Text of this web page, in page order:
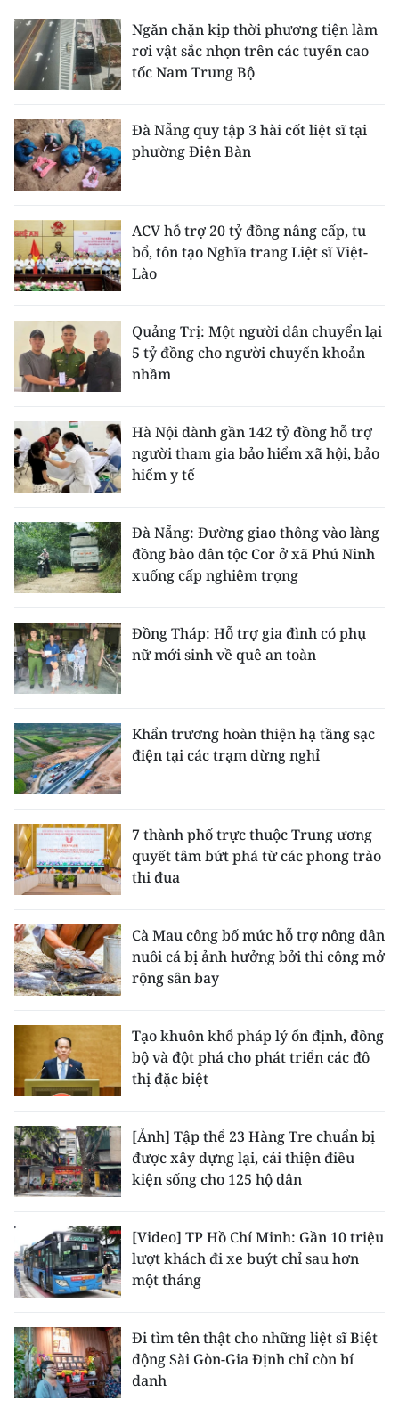
Ngăn chặn kịp thời phương tiện làm
rơi vật sắc nhọn trên các tuyến cao
tốc Nam Trung Bộ
Đà Nẵng quy tập 3 hài cốt liệt sĩ tại
phường Điện Bàn
ACV hỗ trợ 20 tỷ đồng nâng cấp, tu
bổ, tôn tạo Nghĩa trang Liệt sĩ Việt-
Lào
Quảng Trị: Một người dân chuyển lại
5 tỷ đồng cho người chuyển khoản
nhầm
Hà Nội dành gần 142 tỷ đồng hỗ trợ
người tham gia bảo hiểm xã hội, bảo
hiểm y tế
Đà Nẵng: Đường giao thông vào làng
đồng bào dân tộc Cor ở xã Phú Ninh
xuống cấp nghiêm trọng
Đồng Tháp: Hỗ trợ gia đình có phụ
nữ mới sinh về quê an toàn
Khẩn trương hoàn thiện hạ tầng sạc
điện tại các trạm dừng nghỉ
7 thành phố trực thuộc Trung ương
quyết tâm bứt phá từ các phong trào
thi đua
Cà Mau công bố mức hỗ trợ nông dân
nuôi cá bị ảnh hưởng bởi thi công mở
rộng sân bay
Tạo khuôn khổ pháp lý ổn định, đồng
bộ và đột phá cho phát triển các đô
thị đặc biệt
[Ảnh] Tập thể 23 Hàng Tre chuẩn bị
được xây dựng lại, cải thiện điều
kiện sống cho 125 hộ dân
[Video] TP Hồ Chí Minh: Gần 10 triệu
lượt khách đi xe buýt chỉ sau hơn
một tháng
Đi tìm tên thật cho những liệt sĩ Biệt
động Sài Gòn-Gia Định chỉ còn bí
danh